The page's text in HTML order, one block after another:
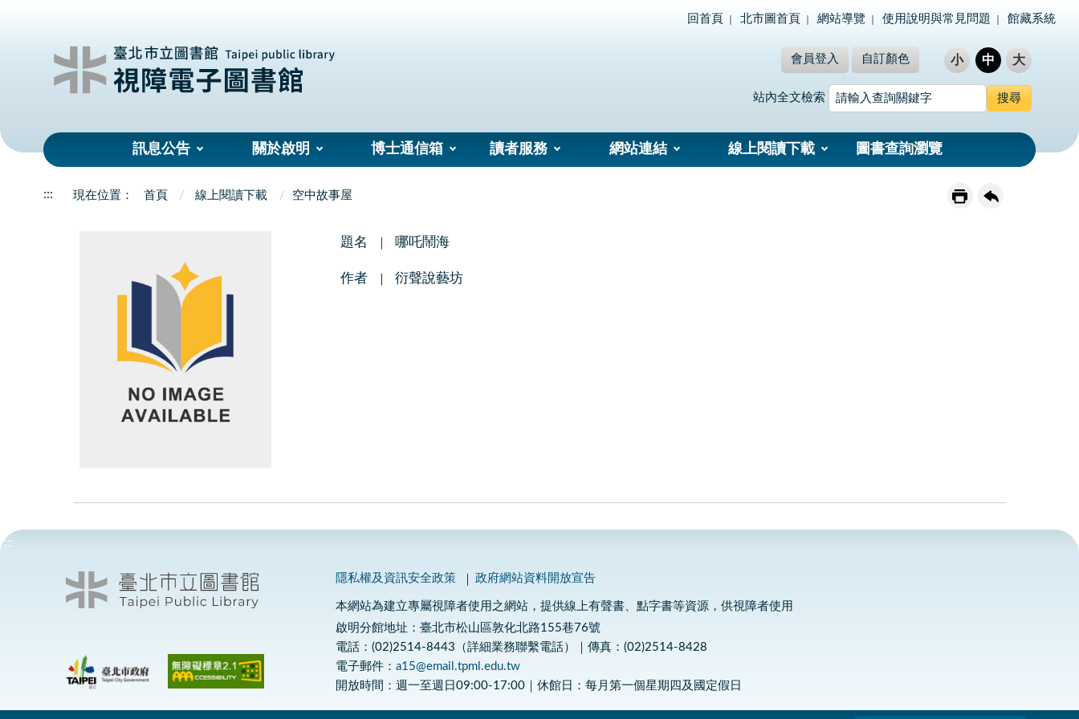
回首頁 北市圖首頁 網站導覽 使用說明與常見問題 館藏系統
會員登入 自訂顏色 小 中 大
站內全文檢索
訊息公告 關於啟明 博士通信箱 讀者服務 網站連結 線上閱讀下載 圖書查詢瀏覽
::: 首頁 線上閱讀下載 空中故事屋
題名 哪吒鬧海
作者 衍聲說藝坊
:::
隱私權及資訊安全政策 政府網站資料開放宣告
本網站為建立專屬視障者使用之網站，提供線上有聲書、點字書等資源，供視障者使用
啟明分館地址：臺北市松山區敦化北路155巷76號
電話：(02)2514-8443（詳細業務聯繫電話）｜傳真：(02)2514-8428
電子郵件：a15@email.tpml.edu.tw
開放時間：週一至週日09:00-17:00｜休館日：每月第一個星期四及國定假日